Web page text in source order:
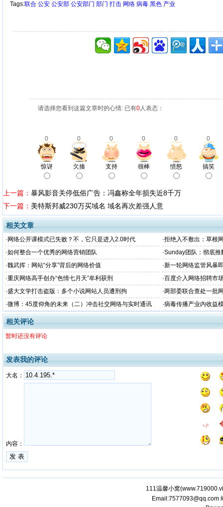
Tags:联合 公安 公安部 公安部门 部门 打击 网络 病毒 黑色 产业
请选择您看到这篇文章时的心情: 已有0人表态：
0 0 0 0 0 0
惊讶 欠揍 支持 很棒 愤怒 搞笑
上一篇： 暴风影音关停低俗广告：冯鑫称全年损失近8千万
下一篇： 美特斯邦威230万买域名 域名再次差强人意
相关文章
· 网络公开课模式已失败？不，它只是进入2.0时代 ·拒绝入不敷出：草根
·如何整合一个优秀的网络营销团队 ·Sunday团队：彻底推
念“态度力
·魏武挥：网站“分享”背后的网络价值 ·新一轮网络监管风暴
·重庆网络高手创办“色情七月天”牟利获刑 ·百度介入网络招聘市
·盛大文学打击盗版：多个小说网站人员遭刑拘 ·两部委联合查处一批
·微博：45度仰角的未来（二）冲击社交网络与实时通讯 ·病毒传播产业内收益
相关评论
暂时还没有评论
发表我的评论
大名：
内容：
111温馨小窝(
Email:7577093@qq.com